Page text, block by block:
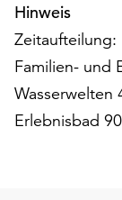
die
Einstellungen
die
Schaltfläche
„Auswählen“.
Hinweis
Familien- und
Wasserwelten
Erlebnisbad